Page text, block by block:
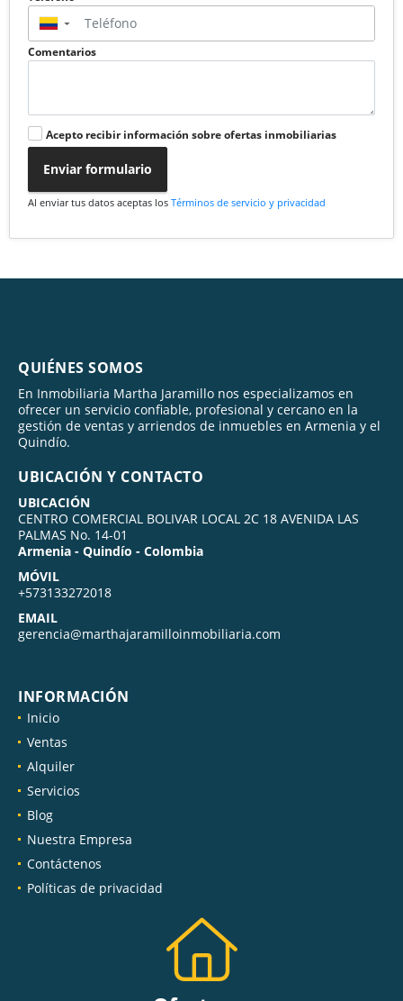
▼
Comentarios
Acepto recibir información sobre ofertas inmobiliarias
Enviar formulario
Al enviar tus datos aceptas los Términos de servicio y privacidad
QUIÉNES SOMOS
En Inmobiliaria Martha Jaramillo nos especializamos en
ofrecer un servicio confiable, profesional y cercano en la
gestión de ventas y arriendos de inmuebles en Armenia y el
Quindío.
UBICACIÓN Y CONTACTO
UBICACIÓN
CENTRO COMERCIAL BOLIVAR LOCAL 2C 18 AVENIDA LAS
PALMAS No. 14-01
Armenia - Quindío - Colombia
MÓVIL
+573133272018
EMAIL
gerencia@marthajaramilloinmobiliaria.com
INFORMACIÓN
Inicio
Ventas
Alquiler
Servicios
Blog
Nuestra Empresa
Contáctenos
Políticas de privacidad